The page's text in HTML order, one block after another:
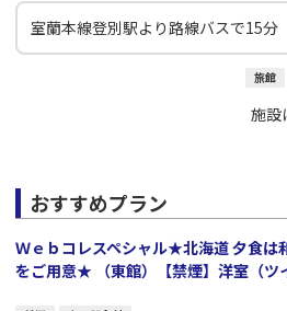
室蘭本線登別駅より路線バスで15分
旅館
施設
おすすめプラン
Ｗｅｂコレスペシャル★北海道 夕食は
をご用意★ （東館）【禁煙】洋室（ツ